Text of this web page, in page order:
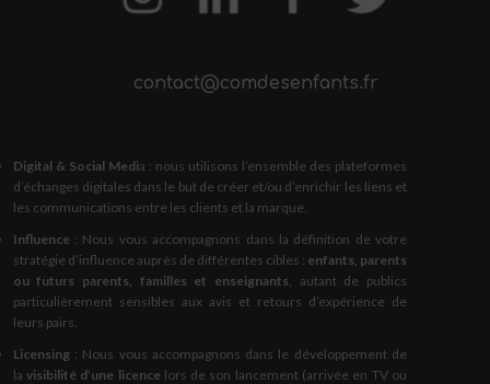
contact@comdesenfants.fr
Digital & Social Media : nous utilisons l’ensemble des plateformes
d’échanges digitales dans le but de créer et/ou d’enrichir les liens et
les communications entre les clients et la marque.
Influence : Nous vous accompagnons dans la définition de votre
stratégie d’influence auprès de différentes cibles : enfants, parents
ou futurs parents, familles et enseignants , autant de publics
particulièrement sensibles aux avis et retours d’expérience de
leurs pairs.
Licensing: Nous vous accompagnons dans le développement de
la visibilité d’une licence lors de son lancement (arrivée en TV ou